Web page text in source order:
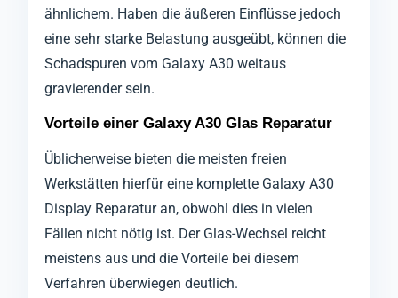
ähnlichem. Haben die äußeren Einflüsse jedoch
eine sehr starke Belastung ausgeübt, können die
Schadspuren vom Galaxy A30 weitaus
gravierender sein.
Vorteile einer Galaxy A30 Glas Reparatur
Üblicherweise bieten die meisten freien
Werkstätten hierfür eine komplette Galaxy A30
Display Reparatur an, obwohl dies in vielen
Fällen nicht nötig ist. Der Glas-Wechsel reicht
meistens aus und die Vorteile bei diesem
Verfahren überwiegen deutlich.